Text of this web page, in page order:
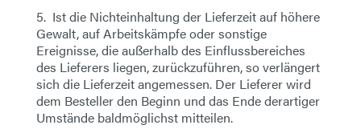
5. Ist die Nichteinhaltung der Lieferzeit auf höhere
Gewalt, auf Arbeitskämpfe oder sonstige
Ereignisse, die außerhalb des Einflussbereiches
des Lieferers liegen, zurückzuführen, so verlängert
sich die Lieferzeit angemessen. Der Lieferer wird
dem Besteller den Beginn und das Ende derartiger
Umstände baldmöglichst mitteilen.